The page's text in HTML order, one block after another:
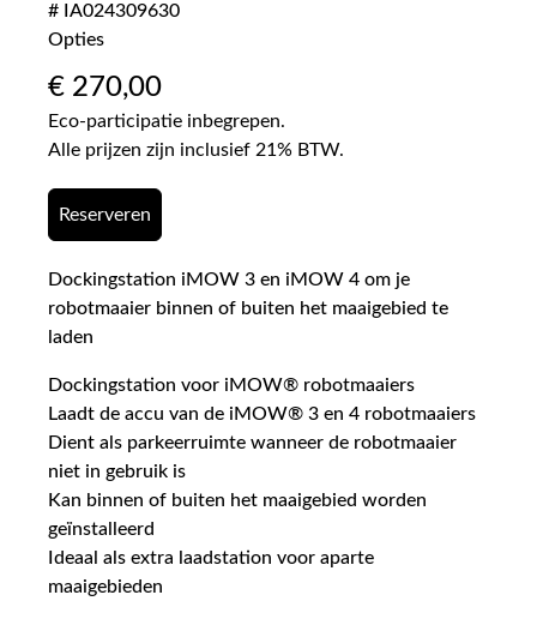
# IA024309630
Opties
€ 270,00
Eco-participatie inbegrepen.
Alle prijzen zijn inclusief 21% BTW.
Reserveren
Dockingstation iMOW 3 en iMOW 4 om je
robotmaaier binnen of buiten het maaigebied te
laden
Dockingstation voor iMOW® robotmaaiers
Laadt de accu van de iMOW® 3 en 4 robotmaaiers
Dient als parkeerruimte wanneer de robotmaaier
niet in gebruik is
Kan binnen of buiten het maaigebied worden
geïnstalleerd
Ideaal als extra laadstation voor aparte
maaigebieden